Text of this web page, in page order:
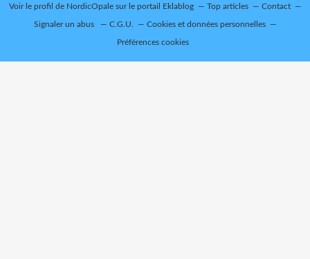
Voir le profil de NordicOpalesur le portail Eklablog Top articles Contact
Signaler un abus C.G.U. Cookies et données personnelles
Préférences cookies